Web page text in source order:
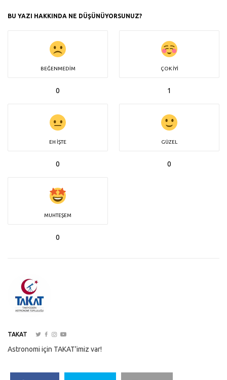
BU YAZI HAKKINDA NE DÜŞÜNÜYORSUNUZ?
BEĞENMEDIM
0
ÇOK İYI
1
EH İŞTE
0
GÜZEL
0
MUHTEŞEM
0
TAKAT
Astronomi için TAKAT'imiz var!